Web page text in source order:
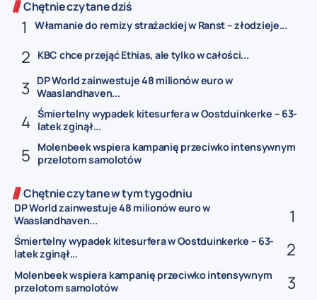
Chętnie czytane dziś
Włamanie do remizy strażackiej w Ranst – złodzieje...
KBC chce przejąć Ethias, ale tylko w całości...
DP World zainwestuje 48 milionów euro w
Waaslandhaven...
Śmiertelny wypadek kitesurfera w Oostduinkerke – 63-
latek zginął...
Molenbeek wspiera kampanię przeciwko intensywnym
przelotom samolotów
Chętnie czytane w tym tygodniu
DP World zainwestuje 48 milionów euro w
Waaslandhaven...
Śmiertelny wypadek kitesurfera w Oostduinkerke – 63-
latek zginął...
Molenbeek wspiera kampanię przeciwko intensywnym
przelotom samolotów